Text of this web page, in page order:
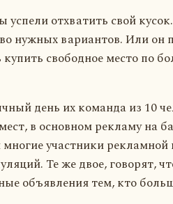
успели отхватить свой
нужных вариантов. Или он
свободное место по
день их команда из 10
в основном рекламу на
многие участники
Те же двое, говорят,
объявления тем, кто